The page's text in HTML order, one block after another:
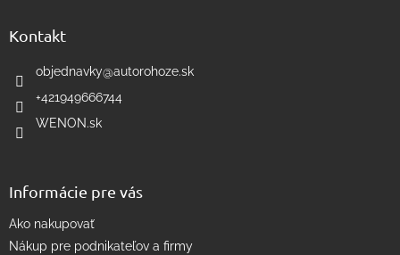
Kontakt
objednavky@autorohoze.sk
+421949666744
WENON.sk
Informácie pre vás
Ako nakupovať
Nákup pre podnikateľov a firmy